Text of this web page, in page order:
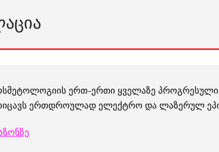
ერთ-ერთი ყველაზე პროგრესული
ერთდროულად ელექტრო და ლაზერულ